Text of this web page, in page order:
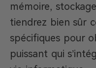
mémoire,
tiendrez bien sûr
spécifiques pour
puissant qui